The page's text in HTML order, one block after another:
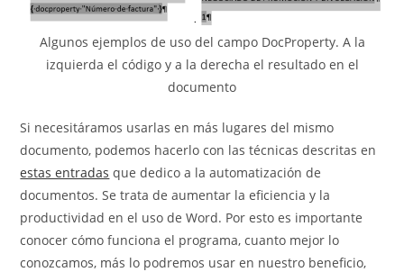
Algunos ejemplos de uso del campo DocProperty. A la
izquierda el código y a la derecha el resultado en el
documento
Si necesitáramos usarlas en más lugares del mismo
documento, podemos hacerlo con las técnicas descritas en
estas entradas que dedico a la automatización de
documentos. Se trata de aumentar la eficiencia y la
productividad en el uso de Word. Por esto es importante
conocer cómo funciona el programa, cuanto mejor lo
conozcamos, más lo podremos usar en nuestro beneficio,